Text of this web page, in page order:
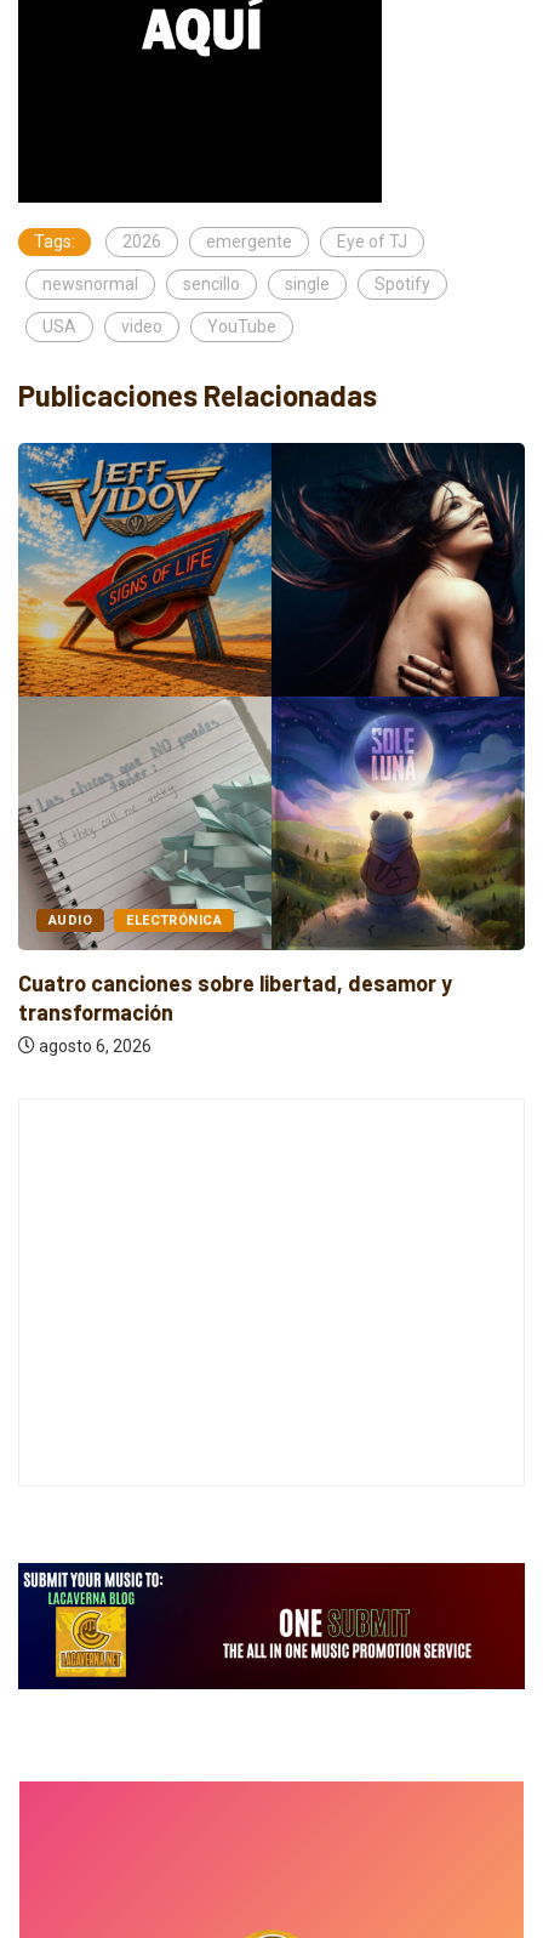
Tags: 2026 emergente Eye of TJ
newsnormal sencillo single Spotify
USA video YouTube
Publicaciones Relacionadas
AUDIO INDIE
Cuatro canciones independientes entre reflexión y
resistencia
agosto 6, 2026